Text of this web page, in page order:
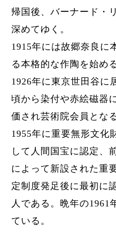
帰国後、バーナード・
深めてゆく。
1915年には故郷奈良に
る本格的な作陶を始める
1926年に東京世田谷に
頃から染付や赤絵磁器
価され芸術院会員となる
1955年に重要無形文化
して人間国宝に認定、
によって新設された重
定制度発足後に最初に
人である。晩年の1961
ている。